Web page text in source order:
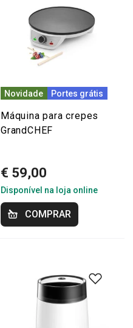
Novidade Portes grátis
Máquina para crepes
GrandCHEF
€ 59,00
Disponível na loja online
COMPRAR